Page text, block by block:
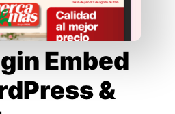
Embed
&